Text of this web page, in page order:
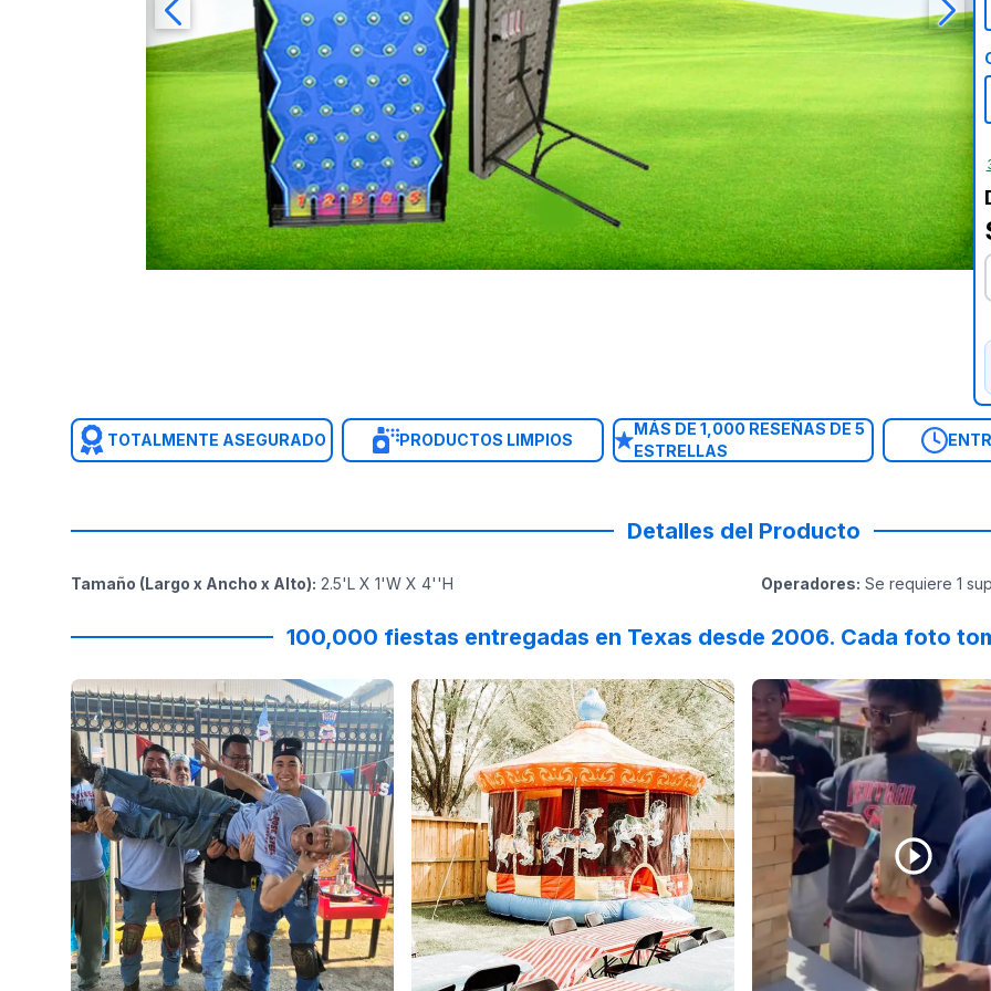
TOTALMENTE ASEGURADO PRODUCTOS LIMPIOS
MÁS DE 1,000 RESEÑAS DE 5
ESTRELLAS
Detalles del Producto
Tamaño (Largo x Ancho x Alto): 2.5'L X 1'W X 4''H Operadores: Se requiere 1
100,000 fiestas entregadas en Texas desde 2006. Cada foto
Reviewed onFacebookbyRose Steel: Thank you all for coming out and seeing us at Rose Steel! We had
Reviewed onInstagrambyroselynweaver :Sharing our sweet baby
Reviewed onInstagramby